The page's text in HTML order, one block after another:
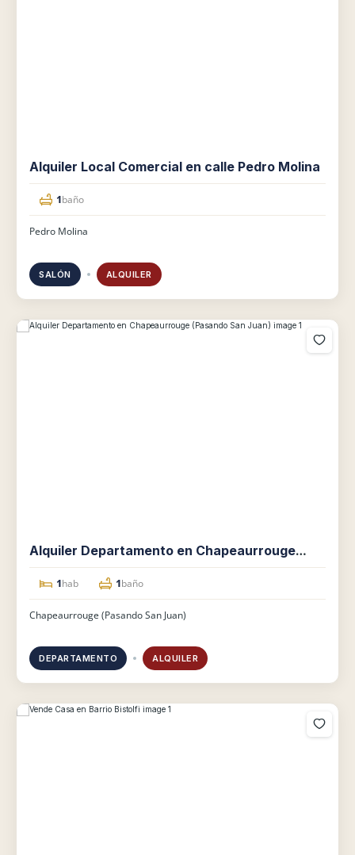
Alquiler Local Comercial en calle Pedro Molina
1baño
Pedro Molina
SALÓN ALQUILER
Alquiler Departamento en Chapeaurrouge
(Pasando San Juan)
1hab 1baño
Chapeaurrouge (Pasando San Juan)
DEPARTAMENTO ALQUILER